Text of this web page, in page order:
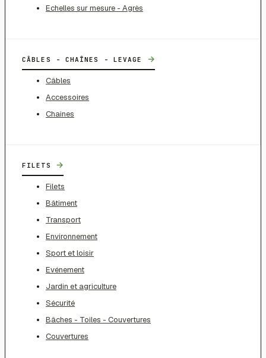
Echelles sur mesure - Agrès
CÂBLES - CHAÎNES - LEVAGE →
Câbles
Accessoires
Chaines
FILETS →
Filets
Bâtiment
Transport
Environnement
Sport et loisir
Evénement
Jardin et agriculture
Sécurité
Bâches - Toiles - Couvertures
Couvertures